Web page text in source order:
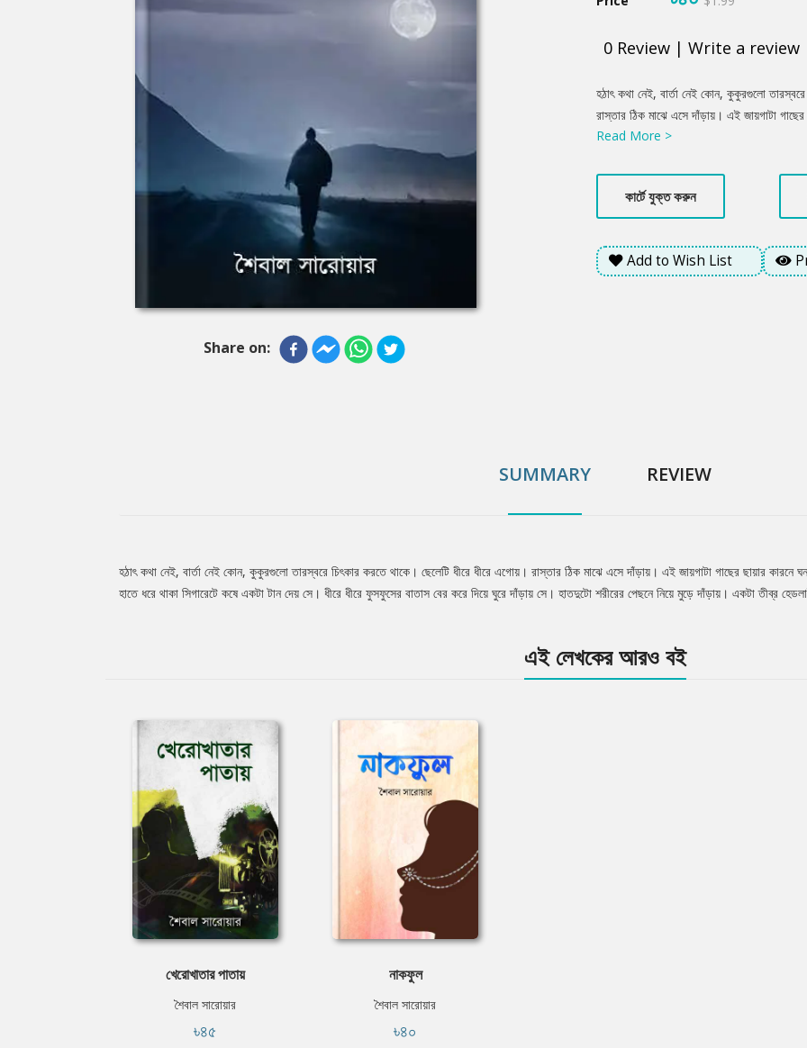
Share on:
0 Review | Write a review
Product
Summery
হঠাৎ কথা নেই, বার্তা নেই কোন, কুকুরগুলো
রাস্তার ঠিক মাঝে এসে দাঁড়ায়। এই জায়গাটা
জড়িয়ে থাকা চাদরটা খুলে ফেলে। হাতে ধরে থাকা
আলো, চোখ ধাঁধিয়ে দেয়...
Read More >
কার্টে যুক্ত করুন
Add to Wish List
SUMMARY REVIEW
Tab
হঠাৎ কথা নেই, বার্তা নেই কোন, কুকুরগুলো তারস্বরে চিৎকার করতে থাকে। ছেলেটি ধীরে ধীরে এগোয়। রাস্তার ঠিক মাঝে এসে দাঁড়ায়। এই জায়গাটা গাছের ছায়ার কারনে
হাতে ধরে থাকা সিগারেটে কষে একটা টান দেয় সে। ধীরে ধীরে ফুসফুসের বাতাস বের করে দিয়ে ঘুরে দাঁড়ায় সে। হাতদুটো শরীরের পেছনে নিয়ে মুড়ে দাঁড়ায়। একটা তীব্র
এই লেখকের আরও বই
খেরোখাতার পাতায়
শৈবাল সারোয়ার
৳৪৫
নাকফুল
শৈবাল সারোয়ার
৳৪০